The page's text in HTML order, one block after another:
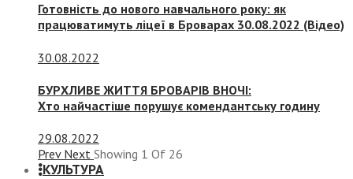
Готовність до нового навчального року: як
працюватимуть ліцеї в Броварах 30.08.2022 (Відео)
30.08.2022
БУРХЛИВЕ ЖИТТЯ БРОВАРІВ ВНОЧІ:
Хто найчастіше порушує комендантську годину
29.08.2022
Prev Next Showing 1 Of 26
КУЛЬТУРА